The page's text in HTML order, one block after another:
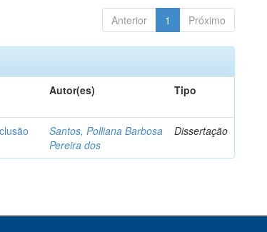
Anterior 1 Próximo
Autor(es) Tipo
Santos, Polliana Barbosa
Pereira dos
Dissertação